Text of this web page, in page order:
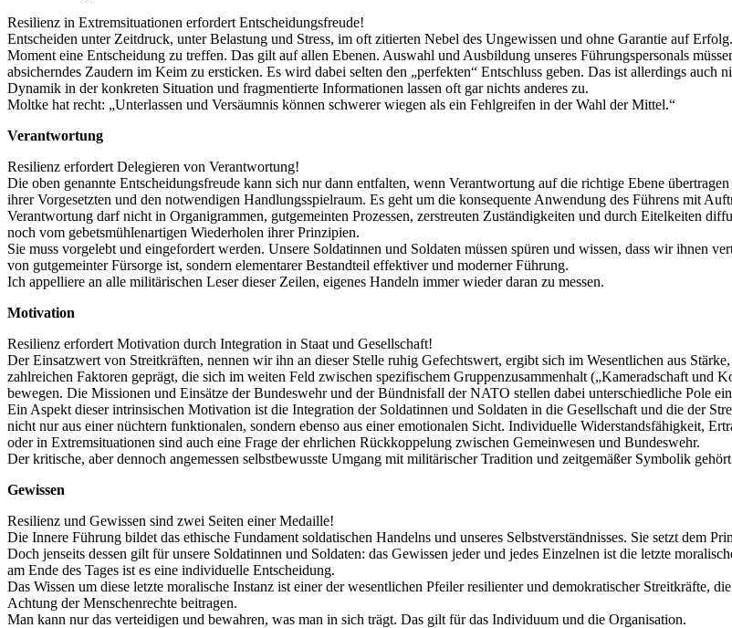
Resilienz in Extremsituationen erfordert Entscheidungsfreude!
Entscheiden unter Zeitdruck, unter Belastung und Stress, im oft zitierten Nebel des Ungewissen und ohne Garantie auf
Moment eine Entscheidung zu treffen. Das gilt auf allen Ebenen. Auswahl und Ausbildung unseres Führungspersonals
absicherndes Zaudern im Keim zu ersticken. Es wird dabei selten den „perfekten“ Entschluss geben. Das ist allerdings
Dynamik in der konkreten Situation und fragmentierte Informationen lassen oft gar nichts anderes zu.
Moltke hat recht: „Unterlassen und Versäumnis können schwerer wiegen als ein Fehlgreifen in der Wahl der Mittel.“
Verantwortung
Resilienz erfordert Delegieren von Verantwortung!
Die oben genannte Entscheidungsfreude kann sich nur dann entfalten, wenn Verantwortung auf die richtige Ebene
ihrer Vorgesetzten und den notwendigen Handlungsspielraum. Es geht um die konsequente Anwendung des Führens mit
Verantwortung darf nicht in Organigrammen, gutgemeinten Prozessen, zerstreuten Zuständigkeiten und durch Eitelkeiten
noch vom gebetsmühlenartigen Wiederholen ihrer Prinzipien.
Sie muss vorgelebt und eingefordert werden. Unsere Soldatinnen und Soldaten müssen spüren und wissen, dass wir ihnen
von gutgemeinter Fürsorge ist, sondern elementarer Bestandteil effektiver und moderner Führung.
Ich appelliere an alle militärischen Leser dieser Zeilen, eigenes Handeln immer wieder daran zu messen.
Motivation
Resilienz erfordert Motivation durch Integration in Staat und Gesellschaft!
Der Einsatzwert von Streitkräften, nennen wir ihn an dieser Stelle ruhig Gefechtswert, ergibt sich im Wesentlichen aus
zahlreichen Faktoren geprägt, die sich im weiten Feld zwischen spezifischem Gruppenzusammenhalt („Kameradschaft und
bewegen. Die Missionen und Einsätze der Bundeswehr und der Bündnisfall der NATO stellen dabei unterschiedliche Pole
Ein Aspekt dieser intrinsischen Motivation ist die Integration der Soldatinnen und Soldaten in die Gesellschaft und die der
nicht nur aus einer nüchtern funktionalen, sondern ebenso aus einer emotionalen Sicht. Individuelle Widerstandsfähigkeit,
oder in Extremsituationen sind auch eine Frage der ehrlichen Rückkoppelung zwischen Gemeinwesen und Bundeswehr.
Der kritische, aber dennoch angemessen selbstbewusste Umgang mit militärischer Tradition und zeitgemäßer Symbolik
Gewissen
Resilienz und Gewissen sind zwei Seiten einer Medaille!
Die Innere Führung bildet das ethische Fundament soldatischen Handelns und unseres Selbstverständnisses. Sie setzt dem
Doch jenseits dessen gilt für unsere Soldatinnen und Soldaten: das Gewissen jeder und jedes Einzelnen ist die letzte
am Ende des Tages ist es eine individuelle Entscheidung.
Das Wissen um diese letzte moralische Instanz ist einer der wesentlichen Pfeiler resilienter und demokratischer Streitkräfte,
Achtung der Menschenrechte beitragen.
Man kann nur das verteidigen und bewahren, was man in sich trägt. Das gilt für das Individuum und die Organisation.